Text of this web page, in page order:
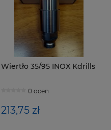
Wiertło 35/95 INOX Kdrills
0 ocen
213,75 zł